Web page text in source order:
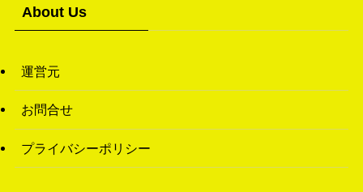
(26)
(46)
(49)
About Us
運営元
お問合せ
プライバシーポリシー